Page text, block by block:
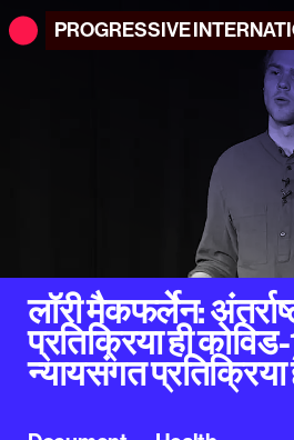
PROGRESSIVE
लॉरी मैकफर्लेन:
प्रतिक्रिया ही
न्यायसंगत प्रतिक्रिया